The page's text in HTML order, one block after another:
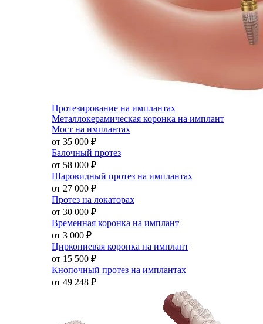
Протезирование на имплантах
Металлокерамическая коронка на имплант
Мост на имплантах
от 35 000 ₽
Балочный протез
от 58 000 ₽
Шаровидный протез на имплантах
от 27 000 ₽
Протез на локаторах
от 30 000 ₽
Временная коронка на имплант
от 3 000 ₽
Циркониевая коронка на имплант
от 15 500 ₽
Кнопочный протез на имплантах
от 49 248 ₽